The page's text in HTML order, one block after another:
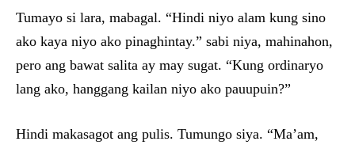
Tumayo si lara, mabagal. “Hindi niyo alam kung sino
ako kaya niyo ako pinaghintay.” sabi niya, mahinahon,
pero ang bawat salita ay may sugat. “Kung ordinaryo
lang ako, hanggang kailan niyo ako pauupuin?”
Hindi makasagot ang pulis. Tumungo siya. “Ma’am,